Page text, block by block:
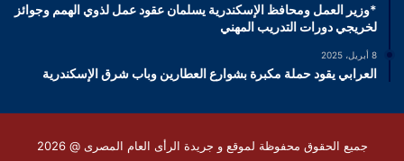
*وزير العمل ومحافظ الإسكندرية يسلمان عقود عمل لذوي الهمم وجوائز
لخريجي دورات التدريب المهني
8 أبريل، 2025
العرابي يقود حملة مكبرة بشوارع العطارين وباب شرق الإسكندرية
جميع الحقوق محفوظة لموقع و جريدة الرأى العام المصرى @ 2026